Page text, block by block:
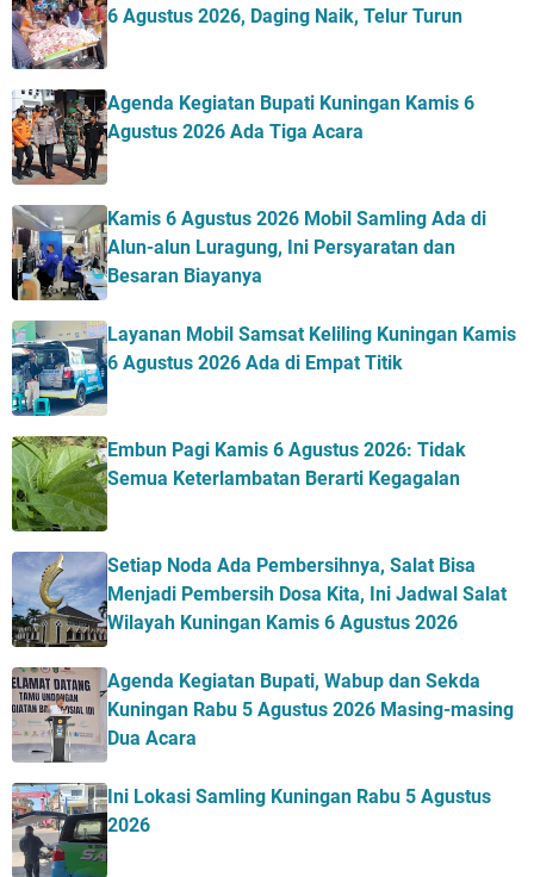
6 Agustus 2026, Daging Naik, Telur Turun
Agenda Kegiatan Bupati Kuningan Kamis 6
Agustus 2026 Ada Tiga Acara
Kamis 6 Agustus 2026 Mobil Samling Ada di
Alun-alun Luragung, Ini Persyaratan dan
Besaran Biayanya
Layanan Mobil Samsat Keliling Kuningan Kamis
6 Agustus 2026 Ada di Empat Titik
Embun Pagi Kamis 6 Agustus 2026: Tidak
Semua Keterlambatan Berarti Kegagalan
Setiap Noda Ada Pembersihnya, Salat Bisa
Menjadi Pembersih Dosa Kita, Ini Jadwal Salat
Wilayah Kuningan Kamis 6 Agustus 2026
Agenda Kegiatan Bupati, Wabup dan Sekda
Kuningan Rabu 5 Agustus 2026 Masing-masing
Dua Acara
Ini Lokasi Samling Kuningan Rabu 5 Agustus
2026